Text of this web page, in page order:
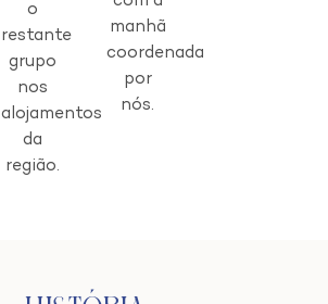
o
restante
grupo
nos
alojamentos
da
região.
manhã
coordenada
por
nós.